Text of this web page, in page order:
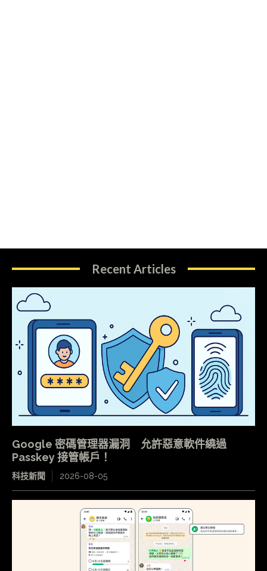
Recent Articles
Google 密碼管理器漏洞 允許惡意軟件繞過
Passkey 接管帳戶！
科技新聞 2026-08-05